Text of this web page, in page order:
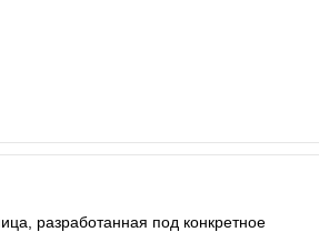
разработанная под конкретное